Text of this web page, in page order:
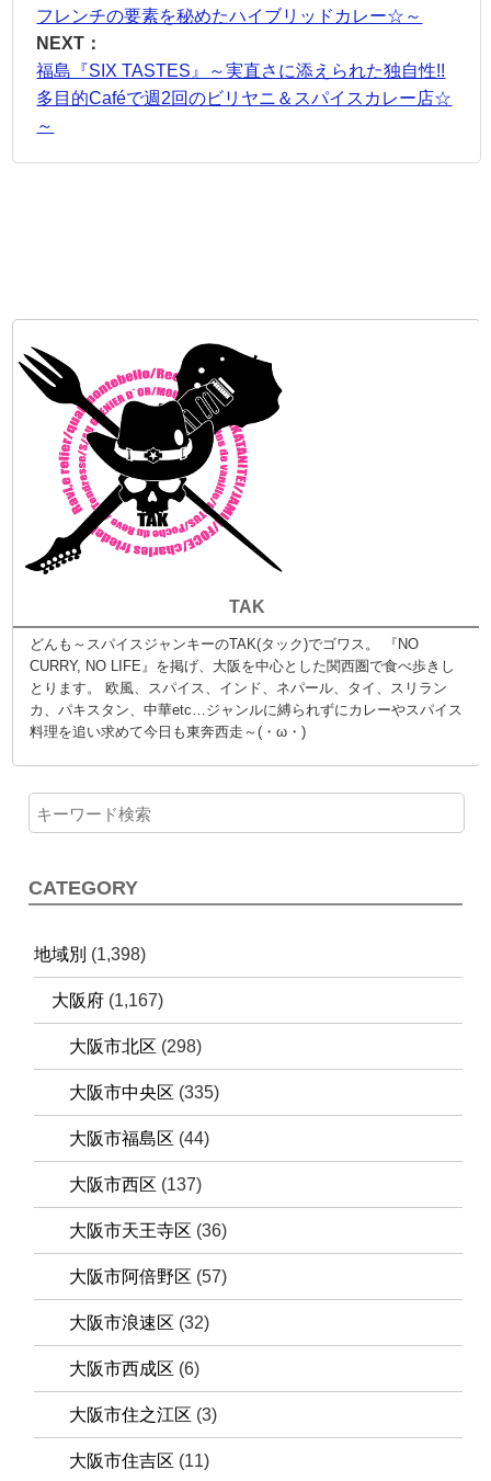
フレンチの要素を秘めたハイブリッドカレー☆～
NEXT：
福島『SIX TASTES』～実直さに添えられた独自性!!
多目的Caféで週2回のビリヤニ＆スパイスカレー店☆
～
TAK
どんも～スパイスジャンキーのTAK(タック)でゴワス。 『NO
CURRY, NO LIFE』を掲げ、大阪を中心とした関西圏で食べ歩きし
とります。 欧風、スパイス、インド、ネパール、タイ、スリラン
カ、パキスタン、中華etc…ジャンルに縛られずにカレーやスパイス
料理を追い求めて今日も東奔西走～(・ω・)
CATEGORY
地域別 (1,398)
大阪府 (1,167)
大阪市北区 (298)
大阪市中央区 (335)
大阪市福島区 (44)
大阪市西区 (137)
大阪市天王寺区 (36)
大阪市阿倍野区 (57)
大阪市浪速区 (32)
大阪市西成区 (6)
大阪市住之江区 (3)
大阪市住吉区 (11)